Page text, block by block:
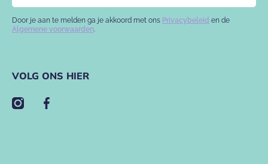
Door je aan te melden ga je akkoord met ons Privacybeleid en de
Algemene voorwaarden.
VOLG ONS HIER
instagramcom/babyslofje/
facebookcom/babyslofje